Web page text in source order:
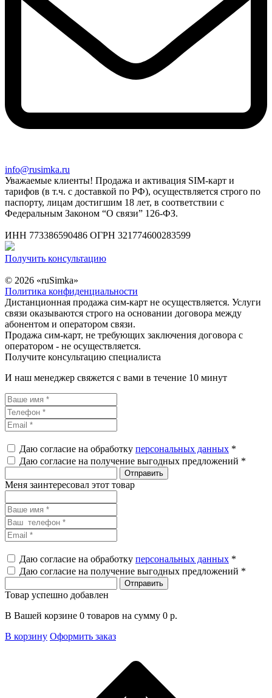
info@rusimka.ru
Уважаемые клиенты! Продажа и активация SIM-карт и
тарифов (в т.ч. с доставкой по РФ), осуществляется строго по
паспорту, лицам достигшим 18 лет, в соответствии с
Федеральным Законом “О связи” 126-ФЗ.
ИНН 773386590486 ОГРН 321774600283599
Получить консультацию
© 2026 «ruSimka»
Политика конфиденциальности
Дистанционная продажа сим-карт не осуществляется. Услуги
связи оказываются строго на основании договора между
абонентом и оператором связи.
Продажа сим-карт, не требующих заключения договора с
оператором - не осуществляется.
Получите консультацию специалиста
И наш менеджер свяжется с вами в течение 10 минут
Даю согласие на обработку персональных данных *
Даю согласие на получение выгодных предложений *
Меня заинтересовал этот товар
Даю согласие на обработку персональных данных *
Даю согласие на получение выгодных предложений *
Товар успешно добавлен
В Вашей корзине 0 товаров на сумму 0 р.
В корзину Оформить заказ